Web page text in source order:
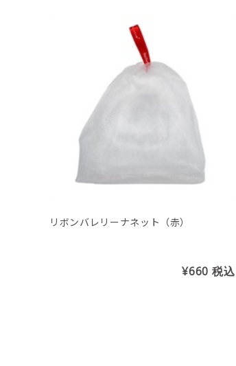
リボンバレリーナネット（赤）
¥660税込